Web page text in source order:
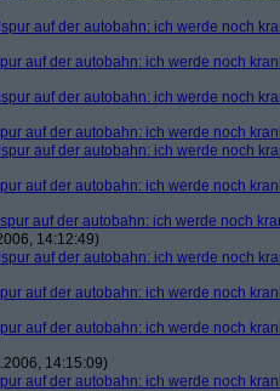
auf der autobahn: ich werde noch
auf der autobahn: ich werde noch
auf der autobahn: ich werde noch
auf der autobahn: ich werde noch
auf der autobahn: ich werde noch
auf der autobahn: ich werde noch
auf der autobahn: ich werde noch
14:12:49)
auf der autobahn: ich werde noch
auf der autobahn: ich werde noch
auf der autobahn: ich werde noch
14:15:09)
auf der autobahn: ich werde noch